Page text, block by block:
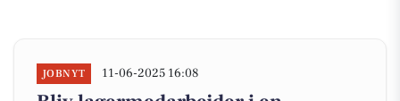
JOBNYT 11-06-2025 16:08